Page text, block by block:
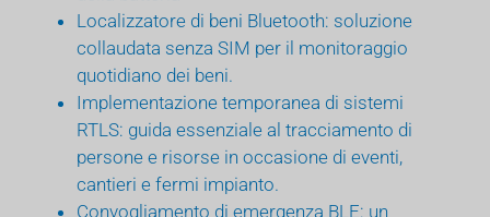
Localizzatore di beni Bluetooth: soluzione
collaudata senza SIM per il monitoraggio
quotidiano dei beni.
Implementazione temporanea di sistemi
RTLS: guida essenziale al tracciamento di
persone e risorse in occasione di eventi,
cantieri e fermi impianto.
Convogliamento di emergenza BLE: un